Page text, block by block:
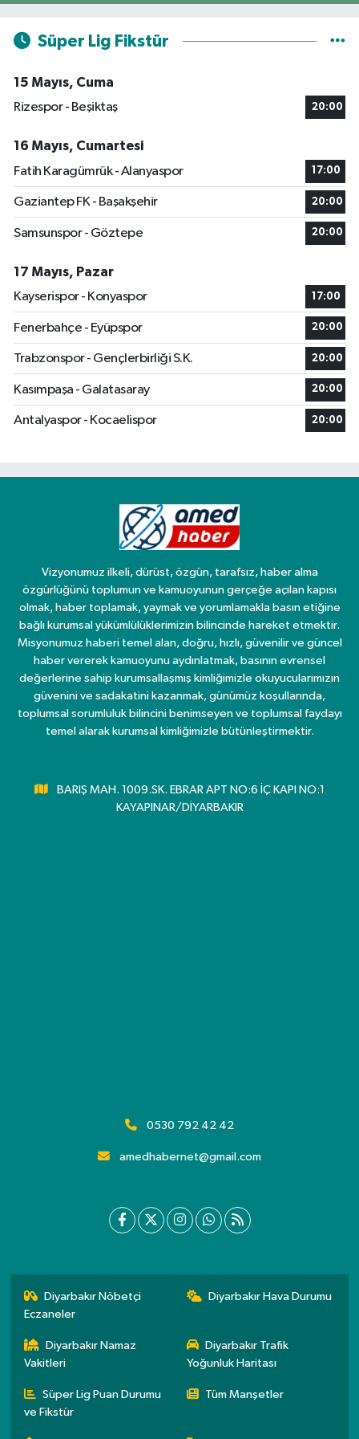
Süper Lig Fikstür
15 Mayıs, Cuma
Rizespor - Beşiktaş
20:00
16 Mayıs, Cumartesi
Fatih Karagümrük - Alanyaspor
17:00
Gaziantep FK - Başakşehir 20:00
Samsunspor - Göztepe 20:00
17 Mayıs, Pazar
Kayserispor - Konyaspor
17:00
Fenerbahçe - Eyüpspor 20:00
Trabzonspor - Gençlerbirliği S.K. 20:00
Kasımpaşa - Galatasaray 20:00
Antalyaspor - Kocaelispor 20:00
Vizyonumuz ilkeli, dürüst, özgün, tarafsız, haber alma
özgürlüğünü toplumun ve kamuoyunun gerçeğe açılan kapısı
olmak, haber toplamak, yaymak ve yorumlamakla basın etiğine
bağlı kurumsal yükümlülüklerimizin bilincinde hareket etmektir.
Misyonumuz haberi temel alan, doğru, hızlı, güvenilir ve güncel
haber vererek kamuoyunu aydınlatmak, basının evrensel
değerlerine sahip kurumsallaşmış kimliğimizle okuyucularımızın
güvenini ve sadakatini kazanmak, günümüz koşullarında,
toplumsal sorumluluk bilincini benimseyen ve toplumsal faydayı
temel alarak kurumsal kimliğimizle bütünleştirmektir.
BARIŞ MAH. 1009.SK. EBRAR APT NO:6 İÇ KAPI NO:1
KAYAPINAR/DİYARBAKIR
0530 792 42 42
amedhabernet@gmail.com
Diyarbakır Nöbetçi
Eczaneler
Diyarbakır Hava Durumu
Diyarbakır Namaz
Vakitleri
Diyarbakır Trafik
Yoğunluk Haritası
Süper Lig Puan Durumu
ve Fikstür
Tüm Manşetler